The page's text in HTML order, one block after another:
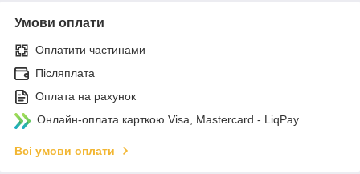
Умови оплати
Оплатити частинами
Післяплата
Оплата на рахунок
Онлайн-оплата карткою Visa, Mastercard - LiqPay
Всі умови оплати